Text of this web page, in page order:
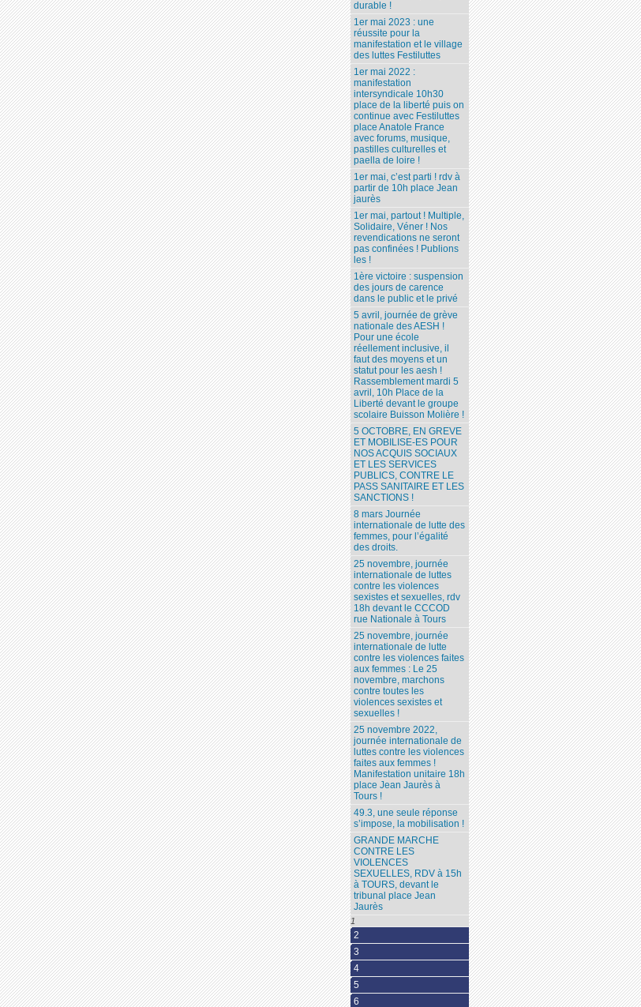
durable !
1er mai 2023 : une
réussite pour la
manifestation et le village
des luttes Festiluttes
1er mai 2022 :
manifestation
intersyndicale 10h30
place de la liberté puis on
continue avec Festiluttes
place Anatole France
avec forums, musique,
pastilles culturelles et
paella de loire !
1er mai, c’est parti ! rdv à
partir de 10h place Jean
jaurès
1er mai, partout ! Multiple,
Solidaire, Véner ! Nos
revendications ne seront
pas confinées ! Publions
les !
1ère victoire : suspension
des jours de carence
dans le public et le privé
5 avril, journée de grève
nationale des AESH !
Pour une école
réellement inclusive, il
faut des moyens et un
statut pour les aesh !
Rassemblement mardi 5
avril, 10h Place de la
Liberté devant le groupe
scolaire Buisson Molière !
5 OCTOBRE, EN GREVE
ET MOBILISE-ES POUR
NOS ACQUIS SOCIAUX
ET LES SERVICES
PUBLICS, CONTRE LE
PASS SANITAIRE ET LES
SANCTIONS !
8 mars Journée
internationale de lutte des
femmes, pour l’égalité
des droits.
25 novembre, journée
internationale de luttes
contre les violences
sexistes et sexuelles, rdv
18h devant le CCCOD
rue Nationale à Tours
25 novembre, journée
internationale de lutte
contre les violences faites
aux femmes : Le 25
novembre, marchons
contre toutes les
violences sexistes et
sexuelles !
25 novembre 2022,
journée internationale de
luttes contre les violences
faites aux femmes !
Manifestation unitaire 18h
place Jean Jaurès à
Tours !
49.3, une seule réponse
s’impose, la mobilisation !
GRANDE MARCHE
CONTRE LES
VIOLENCES
SEXUELLES, RDV à 15h
à TOURS, devant le
tribunal place Jean
Jaurès
1
2
3
4
5
6